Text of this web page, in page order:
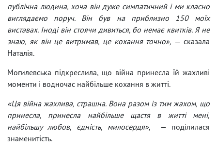
публічна людина, хоча він дуже симпатичний і ми класно
виглядаємо поруч. Він був на приблизно 150 моїх
виставах. Іноді він стоячи дивиться, бо немає квитків. Я не
знаю, як він це витримав, це кохання точно», — сказала
Наталія.
Могилевська підкреслила, що війна принесла їй жахливі
моменти і водночас найбільше кохання в житті.
«Ця війна жахлива, страшна. Вона разом із тим жахом, що
принесла, принесла найбільше щастя в житті мені,
найбільшу любов, єдність, милосердя», — поділилася
знаменитість.